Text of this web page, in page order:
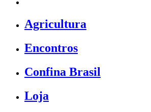
Agricultura
Encontros
Confina Brasil
Loja